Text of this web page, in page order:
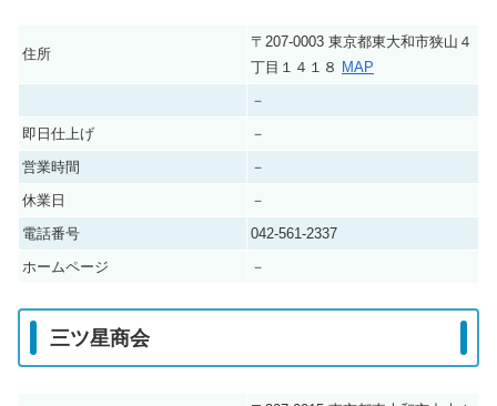
住所
〒207-0003 東京都東大和市狭山４
丁目１４１８ MAP
－
即日仕上げ
－
営業時間
－
休業日
－
電話番号
042-561-2337
ホームページ
－
三ツ星商会